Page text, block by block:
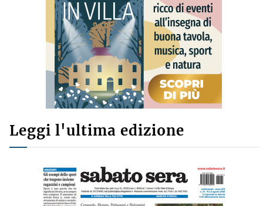
Leggi l'ultima edizione